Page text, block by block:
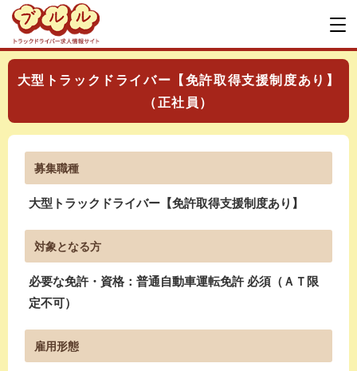
大型トラックドライバー【免許取得支援制度あり】
（正社員）
募集職種
大型トラックドライバー【免許取得支援制度あり】
対象となる方
必要な免許・資格：普通自動車運転免許 必須（ＡＴ限
定不可）
雇用形態